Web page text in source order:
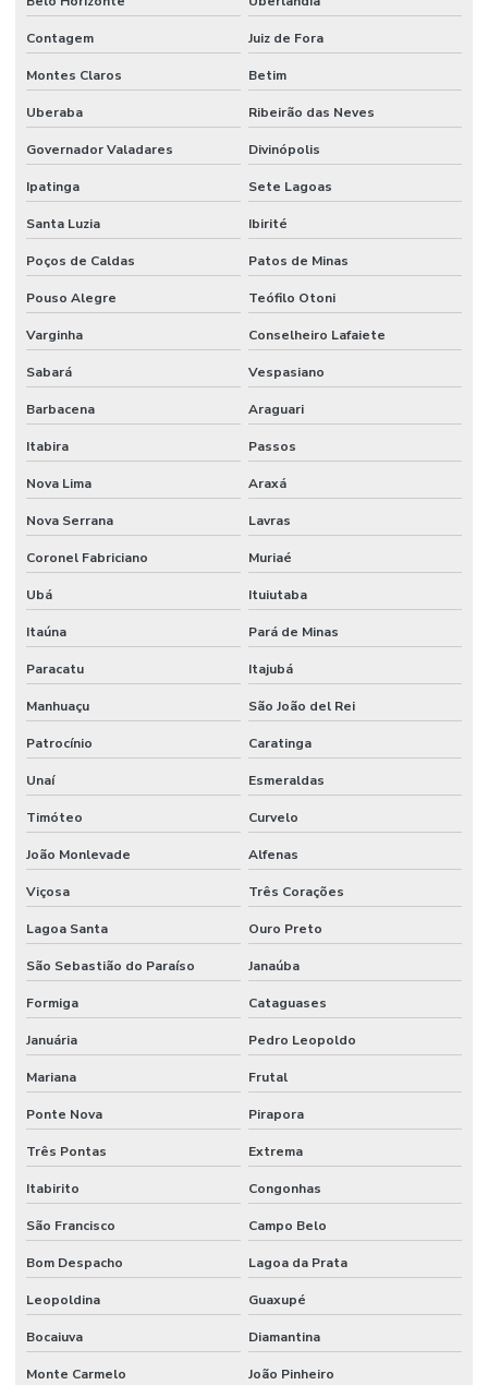
Contagem Juiz de Fora
Montes Claros Betim
Uberaba Ribeirão das Neves
Governador Valadares Divinópolis
Ipatinga Sete Lagoas
Santa Luzia Ibirité
Poços de Caldas Patos de Minas
Pouso Alegre Teófilo Otoni
Varginha Conselheiro Lafaiete
Sabará Vespasiano
Barbacena Araguari
Itabira Passos
Nova Lima Araxá
Nova Serrana Lavras
Coronel Fabriciano Muriaé
Ubá Ituiutaba
Itaúna Pará de Minas
Paracatu Itajubá
Manhuaçu São João del Rei
Patrocínio Caratinga
Unaí Esmeraldas
Timóteo Curvelo
João Monlevade Alfenas
Viçosa Três Corações
Lagoa Santa Ouro Preto
São Sebastião do Paraíso Janaúba
Formiga Cataguases
Januária Pedro Leopoldo
Mariana Frutal
Ponte Nova Pirapora
Três Pontas Extrema
Itabirito Congonhas
São Francisco Campo Belo
Bom Despacho Lagoa da Prata
Leopoldina Guaxupé
Bocaiuva Diamantina
Monte Carmelo João Pinheiro